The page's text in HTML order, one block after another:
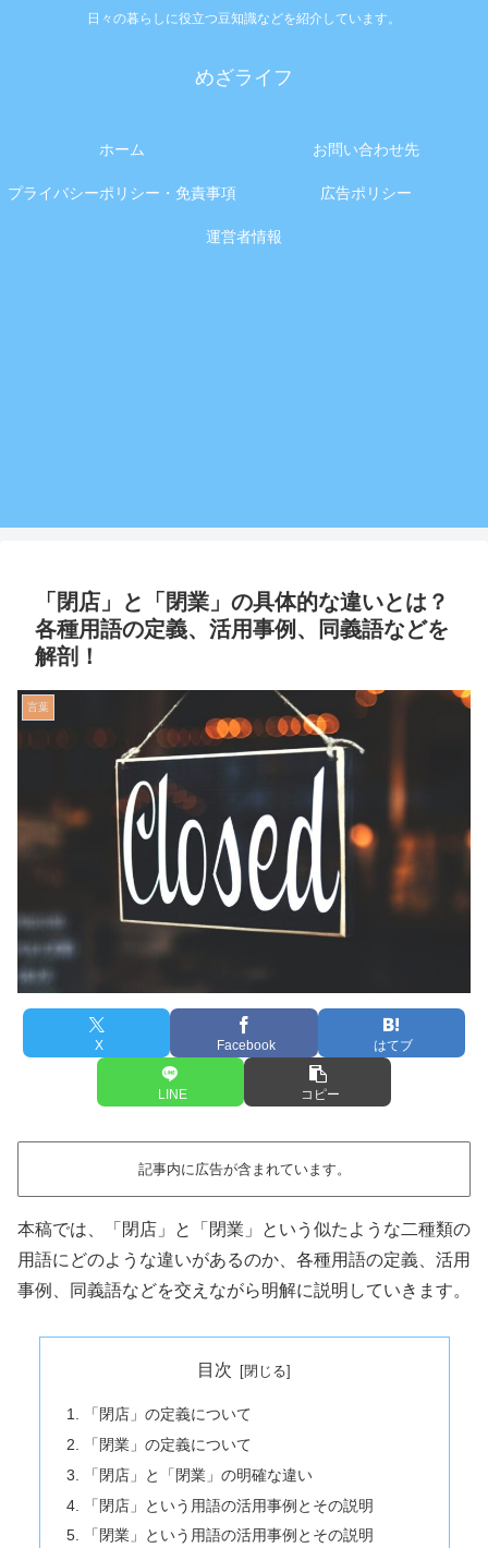
日々の暮らしに役立つ豆知識などを紹介しています。
めざライフ
ホーム お問い合わせ先
プライバシーポリシー・免責事項 広告ポリシー
運営者情報
「閉店」と「閉業」の具体的な違いとは？
各種用語の定義、活用事例、同義語などを
解剖！
言葉
X Facebook はてブ
LINE コピー
記事内に広告が含まれています。
本稿では、「閉店」と「閉業」という似たような二種類の
用語にどのような違いがあるのか、各種用語の定義、活用
事例、同義語などを交えながら明解に説明していきます。
目次
「閉店」の定義について
「閉業」の定義について
「閉店」と「閉業」の明確な違い
「閉店」という用語の活用事例とその説明
「閉業」という用語の活用事例とその説明